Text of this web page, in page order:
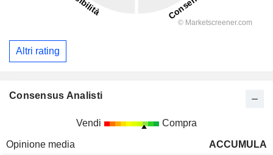
Altri rating
Consensus Analisti
Vendi Compra
Opinione media
ACCUMULA